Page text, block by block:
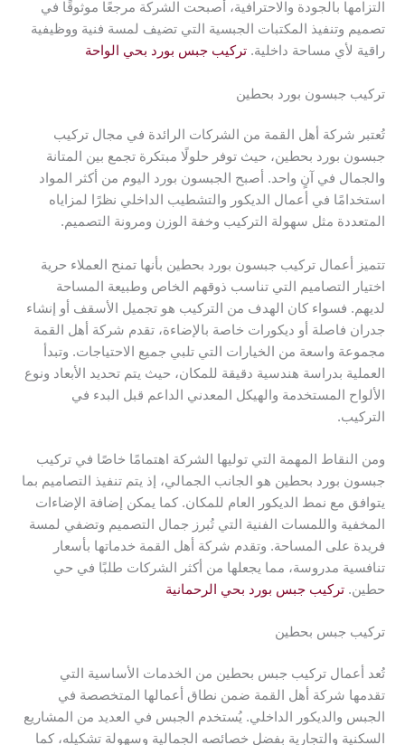
التزامها بالجودة والاحترافية، أصبحت الشركة مرجعًا موثوقًا في
تصميم وتنفيذ المكتبات الجبسية التي تضيف لمسة فنية ووظيفية
راقية لأي مساحة داخلية.تركيب جبس بورد بحي الواحة
تركيب جبسون بورد بحطين
تُعتبر شركة أهل القمة من الشركات الرائدة في مجال تركيب
جبسون بورد بحطين، حيث توفر حلولًا مبتكرة تجمع بين المتانة
والجمال في آنٍ واحد. أصبح الجبسون بورد اليوم من أكثر المواد
استخدامًا في أعمال الديكور والتشطيب الداخلي نظرًا لمزاياه
المتعددة مثل سهولة التركيب وخفة الوزن ومرونة التصميم.
تتميز أعمال تركيب جبسون بورد بحطين بأنها تمنح العملاء حرية
اختيار التصاميم التي تناسب ذوقهم الخاص وطبيعة المساحة
لديهم. فسواء كان الهدف من التركيب هو تجميل الأسقف أو إنشاء
جدران فاصلة أو ديكورات خاصة بالإضاءة، تقدم شركة أهل القمة
مجموعة واسعة من الخيارات التي تلبي جميع الاحتياجات. وتبدأ
العملية بدراسة هندسية دقيقة للمكان، حيث يتم تحديد الأبعاد ونوع
الألواح المستخدمة والهيكل المعدني الداعم قبل البدء في
التركيب.
ومن النقاط المهمة التي توليها الشركة اهتمامًا خاصًا في تركيب
جبسون بورد بحطين هو الجانب الجمالي، إذ يتم تنفيذ التصاميم بما
يتوافق مع نمط الديكور العام للمكان. كما يمكن إضافة الإضاءات
المخفية واللمسات الفنية التي تُبرز جمال التصميم وتضفي لمسة
فريدة على المساحة. وتقدم شركة أهل القمة خدماتها بأسعار
تنافسية مدروسة، مما يجعلها من أكثر الشركات طلبًا في حي
حطين.تركيب جبس بورد بحي الرحمانية
تركيب جبس بحطين
تُعد أعمال تركيب جبس بحطين من الخدمات الأساسية التي
تقدمها شركة أهل القمة ضمن نطاق أعمالها المتخصصة في
الجبس والديكور الداخلي. يُستخدم الجبس في العديد من المشاريع
السكنية والتجارية بفضل خصائصه الجمالية وسهولة تشكيله، كما